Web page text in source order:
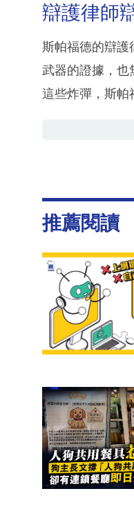
辯護律師
斯帕福德的辯護
武器的證據，也
這些炸彈，斯帕
推薦閱讀